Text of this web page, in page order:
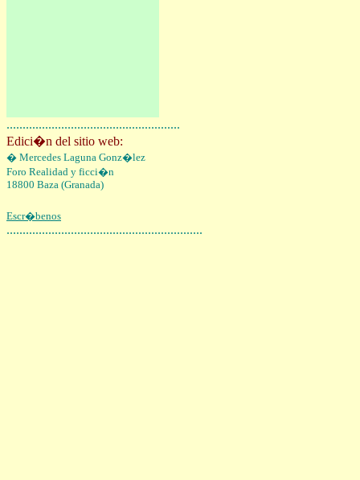
......................................................
Edici�n del sitio web:
� Mercedes Laguna Gonz�lez
Foro Realidad y ficci�n
18800 Baza (Granada)
Escr�benos
.............................................................